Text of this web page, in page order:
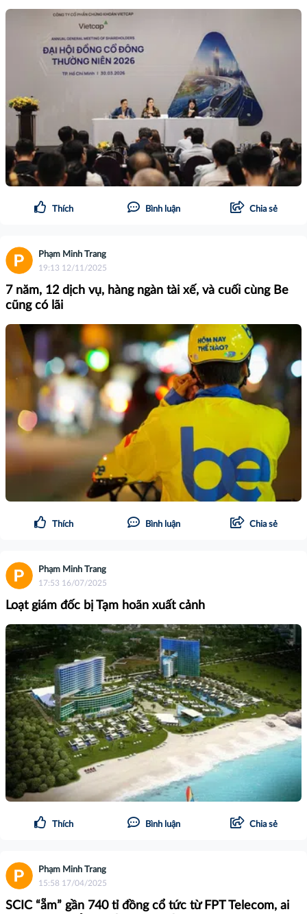
Thích Bình luận Chia sẻ
Phạm Minh Trang
19:13 12/11/2025
7 năm, 12 dịch vụ, hàng ngàn tài xế, và cuối cùng Be
cũng có lãi
Thích Bình luận Chia sẻ
Phạm Minh Trang
17:53 16/07/2025
Loạt giám đốc bị Tạm hoãn xuất cảnh
Thích Bình luận Chia sẻ
Phạm Minh Trang
15:58 17/04/2025
SCIC “ẵm” gần 740 tỉ đồng cổ tức từ FPT Telecom, ai